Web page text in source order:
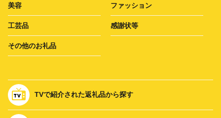
美容 ファッション
工芸品 感謝状等
その他のお礼品
TVで紹介された返礼品から探す